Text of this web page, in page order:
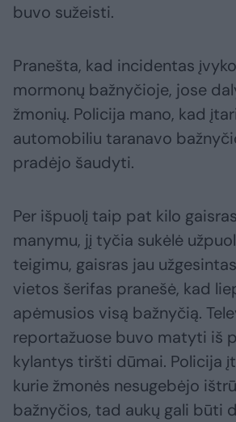
buvo sužeisti.
Pranešta, kad incidentas
mormonų bažnyčioje, jose
žmonių. Policija mano, kad
automobiliu taranavo
pradėjo šaudyti.
Per išpuolį taip pat kilo
manymu, jį tyčia sukėlė
teigimu, gaisras jau
vietos šerifas pranešė, kad
apėmusios visą bažnyčią.
reportažuose buvo matyti iš
kylantys tiršti dūmai. Policija
kurie žmonės nesugebėjo
bažnyčios, tad aukų gali būti